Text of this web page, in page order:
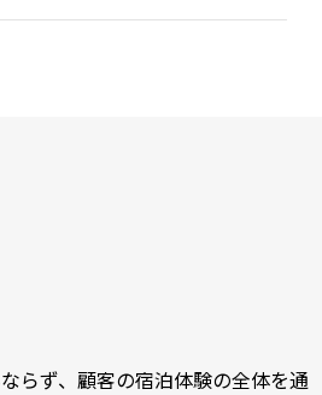
らず、顧客の宿泊体験の全体を通